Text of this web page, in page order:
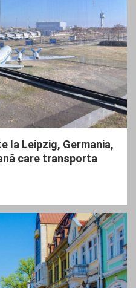
la Leipzig, Germania,
care transporta